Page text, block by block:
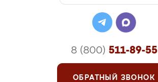
8 (800) 511-89-55
ОБРАТНЫЙ ЗВОНОК